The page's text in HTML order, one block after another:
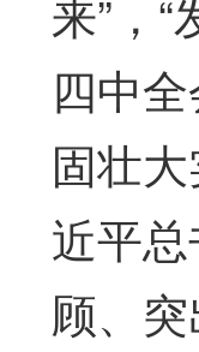
来”，
四中
固壮
近平
顾、